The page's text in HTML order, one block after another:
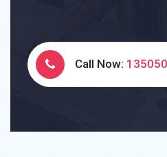
Call Now: